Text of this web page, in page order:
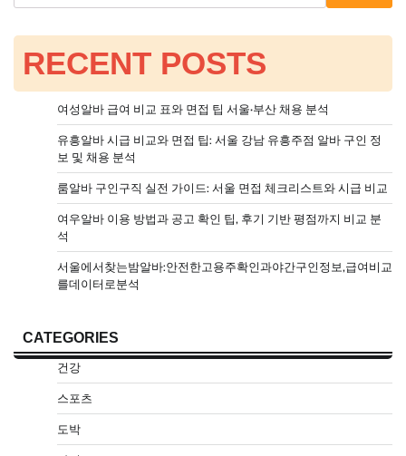
RECENT POSTS
여성알바 급여 비교 표와 면접 팁 서울·부산 채용 분석
유흥알바 시급 비교와 면접 팁: 서울 강남 유흥주점 알바 구인 정
보 및 채용 분석
룸알바 구인구직 실전 가이드: 서울 면접 체크리스트와 시급 비교
여우알바 이용 방법과 공고 확인 팁, 후기 기반 평점까지 비교 분
석
서울에서찾는밤알바:안전한고용주확인과야간구인정보,급여비교
를데이터로분석
CATEGORIES
건강
스포츠
도박